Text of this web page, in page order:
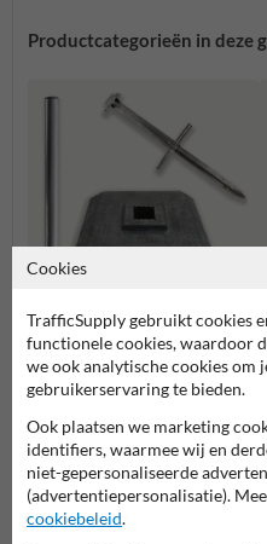
Productcategorieën in deze
Tijdelijke plaatsing
Cookies
TrafficSupply gebruikt cookies
functionele cookies, waardoor
we ook analytische cookies om
gebruikerservaring te bieden.
Ook plaatsen we marketing
identifiers, waarmee wij en
niet-gepersonaliseerde
(advertentiepersonalisatie).
cookiebeleid.